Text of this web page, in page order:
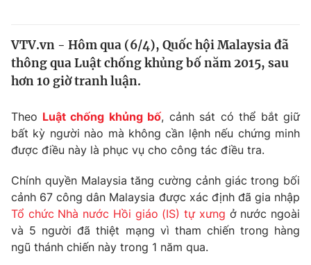
Y tế
Tin tức
Thế giới đó đây
Câu chuyện quốc tế
Kinh tế
Thị trường
Góc doanh nghiệp
Dữ liệu và đời sống
Truyền hình
Phim VTV
Giải trí
Giáo dục
VTV.vn - Hôm qua (6/4), Quốc hội Malaysia đã
thông qua Luật chống khủng bố năm 2015, sau
hơn 10 giờ tranh luận.
Theo Luật chống khủng bố, cảnh sát có thể bắt giữ
bất kỳ người nào mà không cần lệnh nếu chứng minh
được điều này là phục vụ cho công tác điều tra.
Chính quyền Malaysia tăng cường cảnh giác trong bối
cảnh 67 công dân Malaysia được xác định đã gia nhập
Tổ chức Nhà nước Hồi giáo (IS) tự xưng ở nước ngoài
và 5 người đã thiệt mạng vì tham chiến trong hàng
ngũ thánh chiến này trong 1 năm qua.